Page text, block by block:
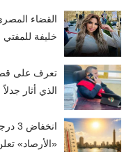
القضاء
خليفة للمفتي
تعرف على
الذي أثار
«الأرصاد»